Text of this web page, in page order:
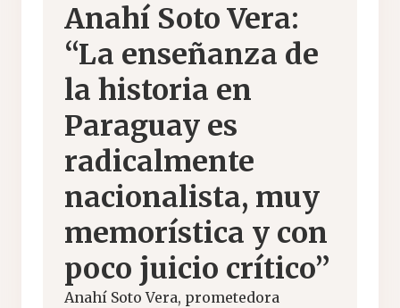
Anahí Soto Vera:
“La enseñanza de
la historia en
Paraguay es
radicalmente
nacionalista, muy
memorística y con
poco juicio crítico”
Anahí Soto Vera, prometedora